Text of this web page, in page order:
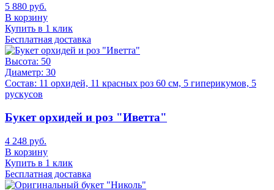
5 880 руб.
В корзину
Купить в 1 клик
Бесплатная доставка
Высота: 50
Диаметр: 30
Состав: 11 орхидей, 11 красных роз 60 см, 5 гиперикумов, 5
рускусов
Букет орхидей и роз "Иветта"
4 248 руб.
В корзину
Купить в 1 клик
Бесплатная доставка